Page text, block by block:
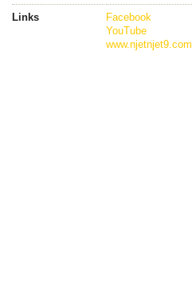
Links
Facebook
YouTube
www.njetnjet9.com